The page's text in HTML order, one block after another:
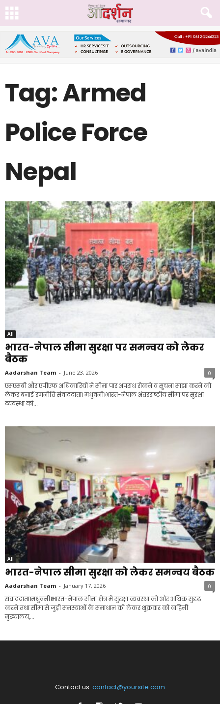
Tag: Armed
Police Force
Nepal
All
भारत-नेपाल सीमा सुरक्षा पर समन्वय को लेकर
बैठक
Aadarshan Team - June 23, 2026 0
एसएसबी और एपीएफ अधिकारियों ने सीमा पार अपराध रोकने व सूचना साझा करने को
लेकर बनाई रणनीति संवाददाता। मधुबनी।भारत-नेपाल अंतरराष्ट्रीय सीमा पर सुरक्षा
व्यवस्था को...
All
भारत-नेपाल सीमा सुरक्षा को लेकर समन्वय बैठक
Aadarshan Team - January 17, 2026 0
संवाददाता।मधुबनी।भारत-नेपाल सीमा क्षेत्र में सुरक्षा व्यवस्था को और अधिक सुदृढ़
करने तथा सीमा से जुड़ी समस्याओं के समाधान को लेकर शुक्रवार को वाहिनी
मुख्यालय,...
Contact us: contact@yoursite.com